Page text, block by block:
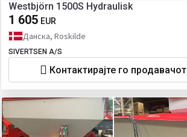
Westbjörn 1500S Hydraulisk
1 605 EUR
Данска, Roskilde
SIVERTSEN A/S
Контактирајте го продавачот